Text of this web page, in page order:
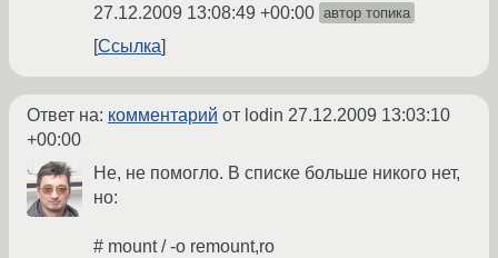
27.12.2009 13:08:49 +00:00 автор топика
Ссылка
Ответ на: комментарий от lodin 27.12.2009 13:03:10
+00:00
Не, не помогло. В списке больше никого нет,
но:
# mount / -o remount,ro